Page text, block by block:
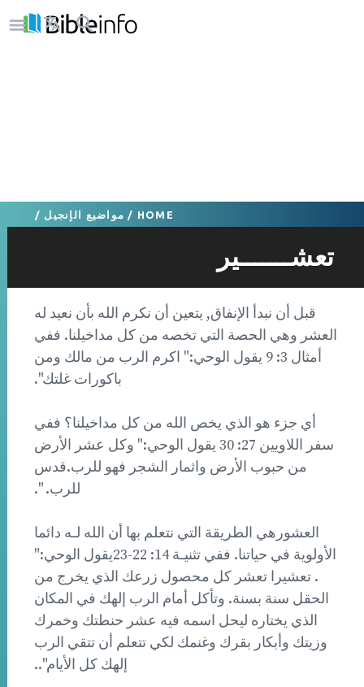
HOME
/ مواضيع الإنجيل /
تعشـــــــير
قبل أن نبدأ الإنفاق, يتعين أن نكرم الله بأن نعيد له
العشر وهي الحصة التي تخصه من كل مداخيلنا. ففي
أمثال 3: 9 يقول الوحي:" اكرم الرب من مالك ومن
باكورات غلتك".
أي جزء هو الذي يخص الله من كل مداخيلنا؟ ففي
سفر اللاويين 27: 30 يقول الوحي:" وكل عشر الأرض
من حبوب الأرض واثمار الشجر فهو للرب.قدس
للرب. ".
العشورهي الطريقة التي نتعلم بها أن الله لـه دائما
الأولوية في حياتنا. ففي تثنيـة 14: 22-23يقول الوحي:"
. تعشيرا تعشر كل محصول زرعك الذي يخرج من
الحقل سنة بسنة. وتأكل أمام الرب إلهك في المكان
الذي يختاره ليحل اسمه فيه عشر حنطتك وخمرك
وزيتك وأبكار بقرك وغنمك لكي تتعلم أن تتقي الرب
إلهك كل الأيام"..